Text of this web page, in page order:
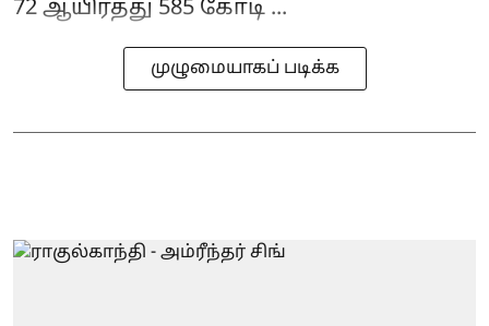
72 ஆயிரத்து 585 கோடி ...
முழுமையாகப் படிக்க